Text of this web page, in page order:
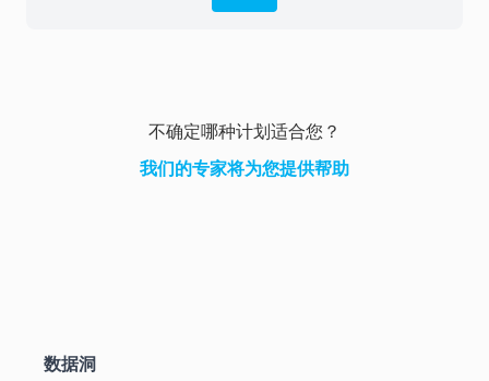
不确定哪种计划适合您？
我们的专家将为您提供帮助
数据洞